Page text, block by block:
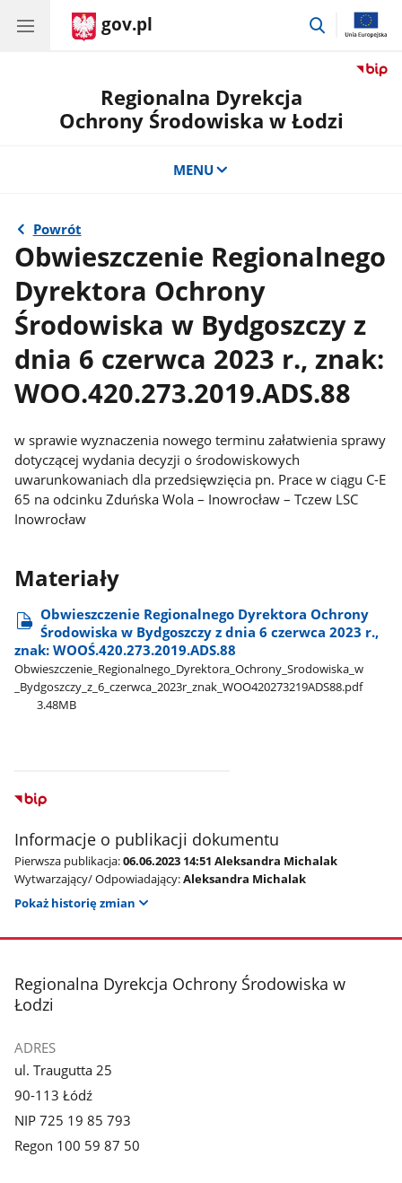
gov.pl
przejdź
Regionalna Dyrekcja
Ochrony Środowiska w Łodzi
MENU
Powrót
Obwieszczenie Regionalnego
Dyrektora Ochrony
Środowiska w Bydgoszczy z
dnia 6 czerwca 2023 r., znak:
WOO.420.273.2019.ADS.88
w sprawie wyznaczenia nowego terminu załatwienia sprawy
dotyczącej wydania decyzji o środowiskowych
uwarunkowaniach dla przedsięwzięcia pn. Prace w ciągu C-E
65 na odcinku Zduńska Wola – Inowrocław – Tczew LSC
Inowrocław
Materiały
Obwieszczenie Regionalnego Dyrektora Ochrony
Środowiska w Bydgoszczy z dnia 6 czerwca 2023 r.,
znak: WOOŚ.420.273.2019.ADS.88
Obwieszczenie​_Regionalnego​_Dyrektora​_Ochrony​_Srodowiska​_w​
_Bydgoszczy​_z​_6​_czerwca​_2023r​_znak​_WOO420273219ADS88.pdf
3.48MB
Informacje o publikacji dokumentu
Pierwsza publikacja:06.06.2023 14:51 Aleksandra Michalak
Wytwarzający/ Odpowiadający:Aleksandra Michalak
Pokaż historię zmian
stopka
Regionalna Dyrekcja Ochrony Środowiska w
Łodzi
ADRES
ul. Traugutta 25
90-113 Łódź
NIP 725 19 85 793
Regon 100 59 87 50